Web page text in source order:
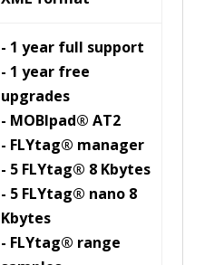
- 1 year full support
- 1 year free
upgrades
- MOBlpad® AT2
- FLYtag® manager
- 5 FLYtag® 8 Kbytes
- 5 FLYtag® nano 8
Kbytes
- FLYtag® range